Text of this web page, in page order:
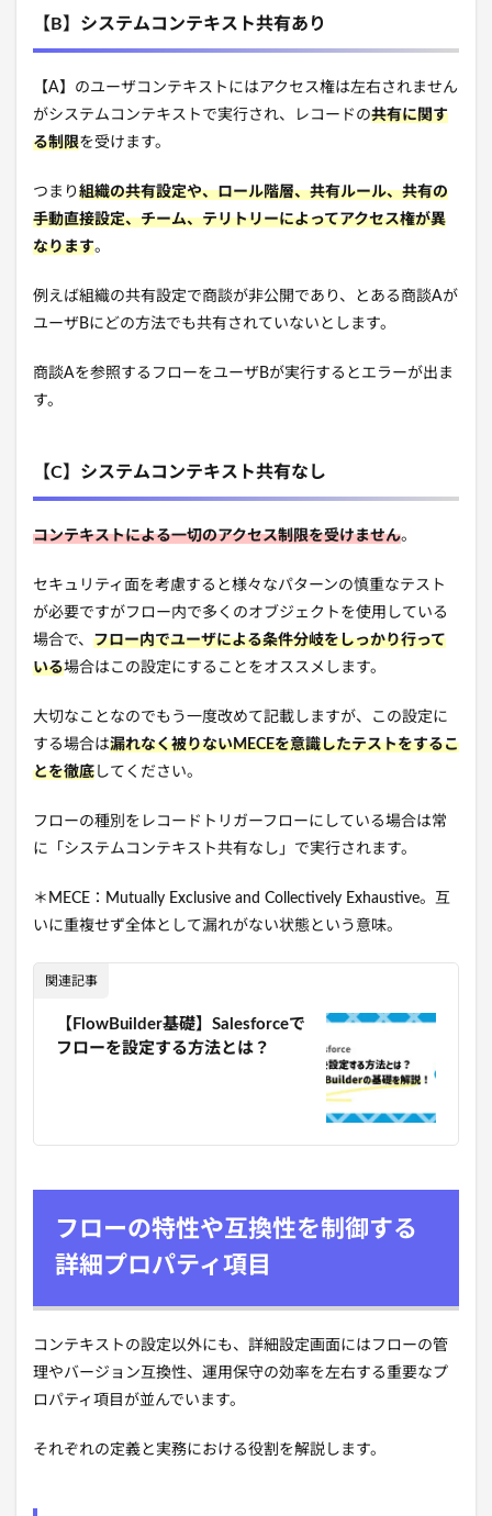
【B】システムコンテキスト共有あり
【A】のユーザコンテキストにはアクセス権は左右されません
がシステムコンテキストで実行され、レコードの共有に関す
る制限を受けます。
つまり 組織の共有設定や、ロール階層、共有ルール、共有の
手動直接設定、チーム、テリトリーによってアクセス権が異
なります。
例えば組織の共有設定で商談が非公開であり、とある商談Aが
ユーザBにどの方法でも共有されていないとします。
商談Aを参照するフローをユーザBが実行するとエラーが出ま
す。
【C】システムコンテキスト共有なし
コンテキストによる一切のアクセス制限を受けません。
セキュリティ面を考慮すると様々なパターンの慎重なテスト
が必要ですがフロー内で多くのオブジェクトを使用している
場合で、 フロー内でユーザによる条件分岐をしっかり行って
いる場合はこの設定にすることをオススメします。
大切なことなのでもう一度改めて記載しますが、この設定に
する場合は漏れなく被りないMECEを意識したテストをするこ
とを徹底 してください。
フローの種別をレコードトリガーフローにしている場合は常
に「システムコンテキスト共有なし」で実行されます。
＊MECE：Mutually Exclusive and Collectively Exhaustive。互
いに重複せず全体として漏れがない状態という意味。
関連記事
【FlowBuilder基礎】Salesforceで
フローを設定する方法とは？
フローの特性や互換性を制御する
詳細プロパティ項目
コンテキストの設定以外にも、詳細設定画面にはフローの管
理やバージョン互換性、運用保守の効率を左右する重要なプ
ロパティ項目が並んでいます。
それぞれの定義と実務における役割を解説します。